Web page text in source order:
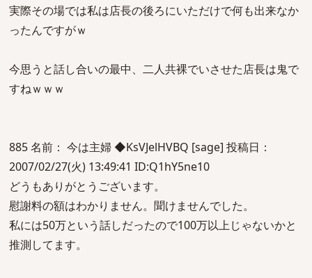
実際その場では私は店長の後ろにいただけで何も出来なか
ったんですがｗ
今思うと話し合いの最中、二人共裸でいさせた店長は鬼で
すねｗｗｗ
885 名前： 今は主婦 ◆KsVJelHVBQ [sage] 投稿日：
2007/02/27(火) 13:49:41 ID:Q1hY5ne10
どうもありがとうございます。
慰謝料の額はわかりません。聞けませんでした。
私には50万という話しだったので100万以上じゃないかと
推測してます。